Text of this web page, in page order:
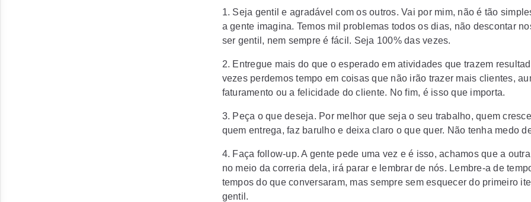
1. Seja gentil e agradável com os outros. Vai por mim, não é tão
a gente imagina. Temos mil problemas todos os dias, não descontar
ser gentil, nem sempre é fácil. Seja 100% das vezes.
2. Entregue mais do que o esperado em atividades que trazem
vezes perdemos tempo em coisas que não irão trazer mais clientes,
faturamento ou a felicidade do cliente. No fim, é isso que importa.
3. Peça o que deseja. Por melhor que seja o seu trabalho, quem
quem entrega, faz barulho e deixa claro o que quer. Não tenha medo
4. Faça follow-up. A gente pede uma vez e é isso, achamos que a
no meio da correria dela, irá parar e lembrar de nós. Lembre-a de
tempos do que conversaram, mas sempre sem esquecer do primeiro
gentil.